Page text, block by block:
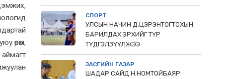
өрөм,
аймагт
СПОРТ
УЛСЫН НАЧИН Д.ЦЭРЭНТОГТОХЫН
БАРИЛДАХ ЭРХИЙГ ТҮР
ТҮДГЭЛЗҮҮЛЖЭЭ
ЗАСГИЙН ГАЗАР
ШАДАР САЙД Н.НОМТОЙБАЯР